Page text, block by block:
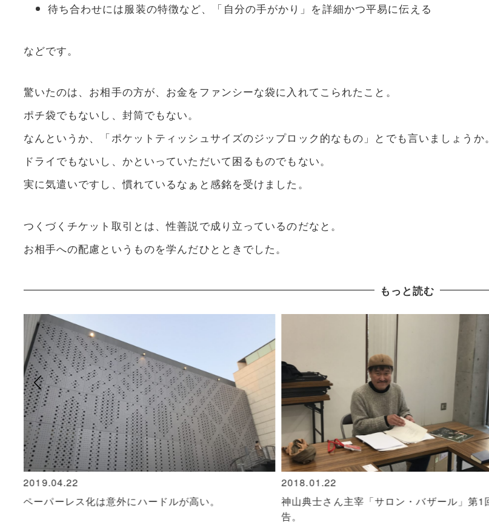
待ち合わせには服装の特徴など、「自分の手がかり」を詳細かつ平易に伝える
などです。
驚いたのは、お相手の方が、お金をファンシーな袋に入れてこられたこと。
ポチ袋でもないし、封筒でもない。
なんというか、「ポケットティッシュサイズのジップロック的なもの」とでも言いましょうか。
ドライでもないし、かといっていただいて困るものでもない。
実に気遣いですし、慣れているなぁと感銘を受けました。
つくづくチケット取引とは、性善説で成り立っているのだなと。
お相手への配慮というものを学んだひとときでした。
もっと読む
2018.01.22
神山典士さん主宰「サロン・バザール」第1回開催報
2019.04.02
「自己開示」と「ばか正直」は違う。